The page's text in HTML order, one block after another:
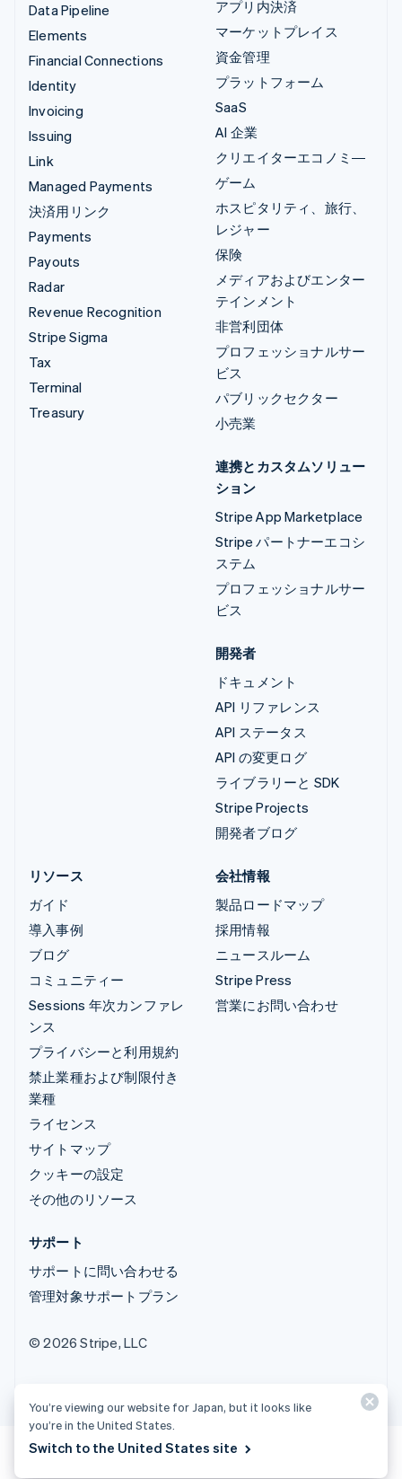
Data Pipeline
Elements
Financial Connections
Identity
Invoicing
Issuing
Link
Managed Payments
決済用リンク
Payments
Payouts
Radar
Revenue Recognition
Stripe Sigma
Tax
Terminal
Treasury
アプリ内決済
マーケットプレイス
資金管理
プラットフォーム
SaaS
AI 企業
クリエイターエコノミ―
ゲーム
ホスピタリティ、旅行、
レジャー
保険
メディアおよびエンター
テインメント
非営利団体
プロフェッショナルサー
ビス
パブリックセクター
小売業
連携とカスタムソリュー
ション
Stripe App Marketplace
Stripe パートナーエコシ
ステム
プロフェッショナルサー
ビス
開発者
ドキュメント
API リファレンス
API ステータス
API の変更ログ
ライブラリーと SDK
Stripe Projects
開発者ブログ
リソース
ガイド
導入事例
ブログ
コミュニティー
Sessions 年次カンファレ
ンス
プライバシーと利用規約
禁止業種および制限付き
業種
ライセンス
サイトマップ
クッキーの設定
その他のリソース
会社情報
製品ロードマップ
採用情報
ニュースルーム
Stripe Press
営業にお問い合わせ
サポート
サポートに問い合わせる
管理対象サポートプラン
© 2026 Stripe, LLC
You’re viewing our website for Japan, but it looks like
you’re in the United States.
Switch to the United States site